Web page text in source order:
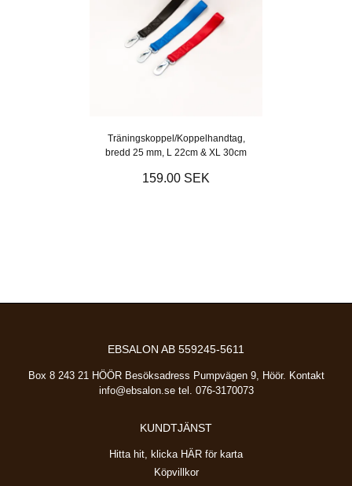
Träningskoppel/Koppelhandtag,
bredd 25 mm, L 22cm & XL 30cm
159.00 SEK
EBSALON AB 559245-5611
Box 8 243 21 HÖÖR Besöksadress Pumpvägen 9, Höör. Kontakt
info@ebsalon.setel. 076-3170073
KUNDTJÄNST
Hitta hit, klicka HÄR för karta
Köpvillkor